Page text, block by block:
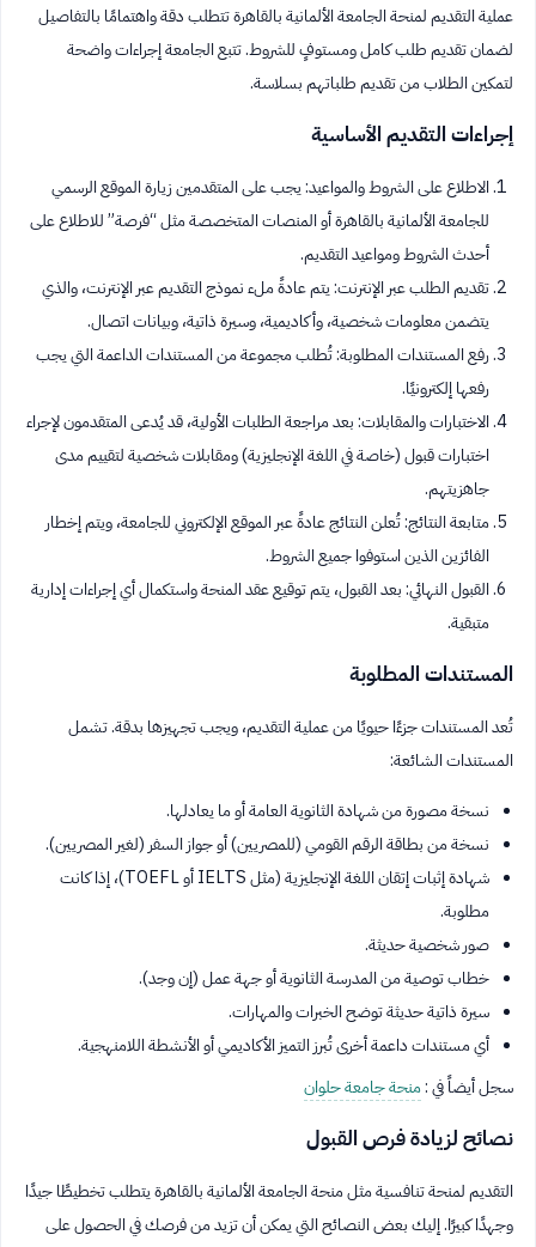
عملية التقديم لمنحة الجامعة الألمانية بالقاهرة تتطلب دقة واهتمامًا بالتفاصيل
لضمان تقديم طلب كامل ومستوفٍ للشروط. تتبع الجامعة إجراءات واضحة
لتمكين الطلاب من تقديم طلباتهم بسلاسة.
إجراءات التقديم الأساسية
الاطلاع على الشروط والمواعيد: يجب على المتقدمين زيارة الموقع الرسمي
للجامعة الألمانية بالقاهرة أو المنصات المتخصصة مثل “فرصة” للاطلاع على
أحدث الشروط ومواعيد التقديم.
تقديم الطلب عبر الإنترنت: يتم عادةً ملء نموذج التقديم عبر الإنترنت، والذي
يتضمن معلومات شخصية، وأكاديمية، وسيرة ذاتية، وبيانات اتصال.
رفع المستندات المطلوبة: تُطلب مجموعة من المستندات الداعمة التي يجب
رفعها إلكترونيًا.
الاختبارات والمقابلات: بعد مراجعة الطلبات الأولية، قد يُدعى المتقدمون لإجراء
اختبارات قبول (خاصة في اللغة الإنجليزية) ومقابلات شخصية لتقييم مدى
جاهزيتهم.
متابعة النتائج: تُعلن النتائج عادةً عبر الموقع الإلكتروني للجامعة، ويتم إخطار
الفائزين الذين استوفوا جميع الشروط.
القبول النهائي: بعد القبول، يتم توقيع عقد المنحة واستكمال أي إجراءات إدارية
متبقية.
المستندات المطلوبة
تُعد المستندات جزءًا حيويًا من عملية التقديم، ويجب تجهيزها بدقة. تشمل
المستندات الشائعة:
نسخة مصورة من شهادة الثانوية العامة أو ما يعادلها.
نسخة من بطاقة الرقم القومي (للمصريين) أو جواز السفر (لغير المصريين).
شهادة إثبات إتقان اللغة الإنجليزية (مثل IELTS أو TOEFL)، إذا كانت
مطلوبة.
صور شخصية حديثة.
خطاب توصية من المدرسة الثانوية أو جهة عمل (إن وجد).
سيرة ذاتية حديثة توضح الخبرات والمهارات.
أي مستندات داعمة أخرى تُبرز التميز الأكاديمي أو الأنشطة اللامنهجية.
سجل أيضاً في :منحة جامعة حلوان
نصائح لزيادة فرص القبول
التقديم لمنحة تنافسية مثل منحة الجامعة الألمانية بالقاهرة يتطلب تخطيطًا جيدًا
وجهدًا كبيرًا. إليك بعض النصائح التي يمكن أن تزيد من فرصك في الحصول على